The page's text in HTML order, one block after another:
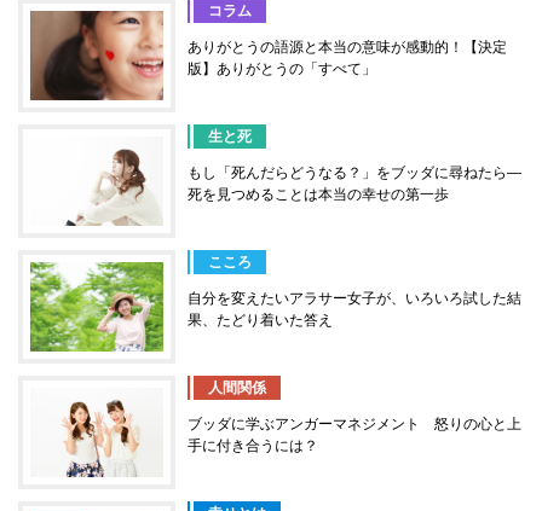
コラム
ありがとうの語源と本当の意味が感動的！【決定
版】ありがとうの「すべて」
生と死
もし「死んだらどうなる？」をブッダに尋ねたら―
死を見つめることは本当の幸せの第一歩
こころ
自分を変えたいアラサー女子が、いろいろ試した結
果、たどり着いた答え
人間関係
ブッダに学ぶアンガーマネジメント 怒りの心と上
手に付き合うには？